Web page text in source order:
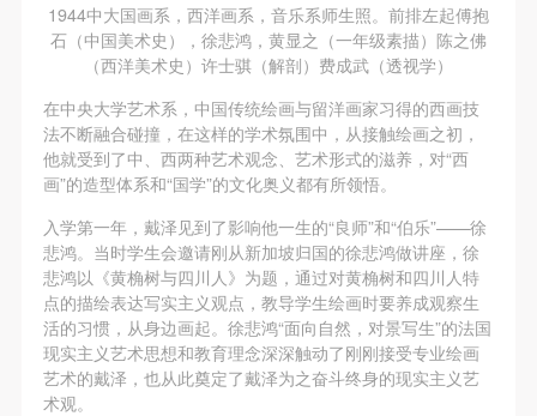
1944中大国画系，西洋画系，音乐系师生照。前排左起傅抱
石（中国美术史），徐悲鸿，黄显之（一年级素描）陈之佛
（西洋美术史）许士骐（解剖）费成武（透视学）
在中央大学艺术系，中国传统绘画与留洋画家习得的西画技
法不断融合碰撞，在这样的学术氛围中，从接触绘画之初，
他就受到了中、西两种艺术观念、艺术形式的滋养，对“西
画”的造型体系和“国学”的文化奥义都有所领悟。
入学第一年，戴泽见到了影响他一生的“良师”和“伯乐”——徐
悲鸿。当时学生会邀请刚从新加坡归国的徐悲鸿做讲座，徐
悲鸿以《黄桷树与四川人》为题，通过对黄桷树和四川人特
点的描绘表达写实主义观点，教导学生绘画时要养成观察生
活的习惯，从身边画起。徐悲鸿“面向自然，对景写生”的法国
现实主义艺术思想和教育理念深深触动了刚刚接受专业绘画
艺术的戴泽，也从此奠定了戴泽为之奋斗终身的现实主义艺
术观。
参加活动者在此次活动期间应主动遵守美术馆活动秩
序、维护美术馆场地及展示、展览、馆藏艺术作品及
衍生品的安全。活动中一旦因个人原因造成美术馆场
地、空间、艺术品、衍生品等受到不同程度的损失、
破坏。活动中任何非事故当事人及美术馆将不承担相
应的责任与损失，应由参与活动者根据相应的法律条
文、组织规定进行协商和赔偿。并追究相应的法律责
任和经济责任。
第六条
参与活动者在参与活动时应当在美术馆工作人员及活
动导师、教师指导下进行，并正确的使用活动中所涉
及到的绘画工具、创作材料及配套设备、设施，若参
参加活动者在此次活动期间应主动遵守美术馆活动秩
序、维护美术馆场地及展示、展览、馆藏艺术作品及
衍生品的安全。活动中一旦因个人原因造成美术馆场
地、空间、艺术品、衍生品等受到不同程度的损失、
破坏。活动中任何非事故当事人及美术馆将不承担相
应的责任与损失，应由参与活动者根据相应的法律条
文、组织规定进行协商和赔偿。并追究相应的法律责
任和经济责任。
第六条
参与活动者在参与活动时应当在美术馆工作人员及活
动导师、教师指导下进行，并正确的使用活动中所涉
及到的绘画工具、创作材料及配套设备、设施，若参
参加活动者在此次活动期间应主动遵守美术馆活动秩
序、维护美术馆场地及展示、展览、馆藏艺术作品及
衍生品的安全。活动中一旦因个人原因造成美术馆场
地、空间、艺术品、衍生品等受到不同程度的损失、
破坏。活动中任何非事故当事人及美术馆将不承担相
应的责任与损失，应由参与活动者根据相应的法律条
文、组织规定进行协商和赔偿。并追究相应的法律责
任和经济责任。
第六条
参与活动者在参与活动时应当在美术馆工作人员及活
动导师、教师指导下进行，并正确的使用活动中所涉
及到的绘画工具、创作材料及配套设备、设施，若参